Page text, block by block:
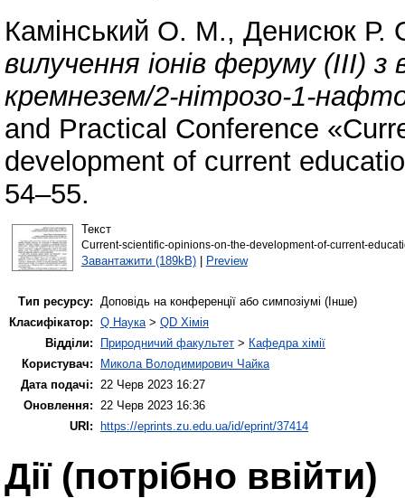
Камінський О. М., Денисюк Р.
вилучення іонів феруму (ІІІ)
кремнезем/2-нітрозо-1-
and Practical Conference
development of current
54–55.
Текст
Current-scientific-opinions-on-the-development-of-current-
Завантажити (189kB)| Preview
Тип ресурсу: Доповідь на конференції або симпозіумі (Інше)
Класифікатор: Q Наука> QD Хімія
Відділи:
Природничий факультет > Кафедра хімії
Користувач:
Микола Володимирович Чайка
Дата подачі: 22 Черв 2023 16:27
Оновлення: 22 Черв 2023 16:36
URI:
https://eprints.zu.edu.ua/id/eprint/37414
Дії ​​(потрібно ввійти)